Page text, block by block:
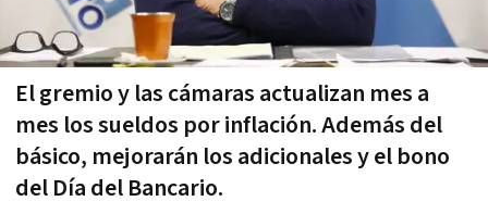
El gremio y las cámaras actualizan mes a
mes los sueldos por inflación. Además del
básico, mejorarán los adicionales y el bono
del Día del Bancario.